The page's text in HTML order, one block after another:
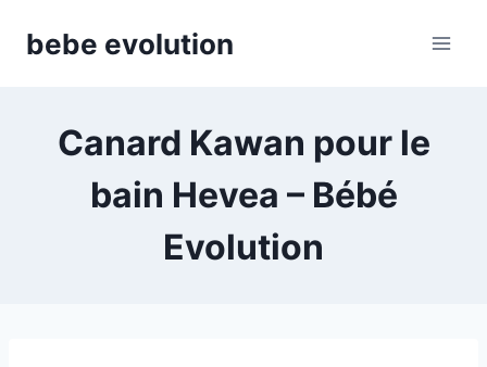
bebe evolution
Canard Kawan pour le
bain Hevea – Bébé
Evolution